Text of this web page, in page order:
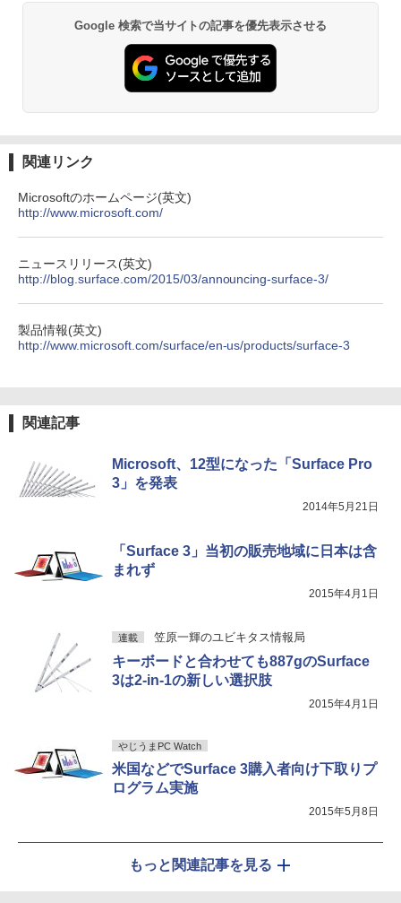
￥12,980
Google 検索で当サイトの記事を優先表示させる
関連リンク
Microsoftのホームページ(英文)
http://www.microsoft.com/
ニュースリリース(英文)
http://blog.surface.com/2015/03/announcing-surface-3/
製品情報(英文)
http://www.microsoft.com/surface/en-us/products/surface-3
関連記事
Microsoft、12型になった「Surface Pro
3」を発表
2014年5月21日
「Surface 3」当初の販売地域に日本は含
まれず
2015年4月1日
連載 笠原一輝のユビキタス情報局
キーボードと合わせても887gのSurface
3は2-in-1の新しい選択肢
2015年4月1日
やじうまPC Watch
米国などでSurface 3購入者向け下取りプ
ログラム実施
2015年5月8日
もっと関連記事を見る